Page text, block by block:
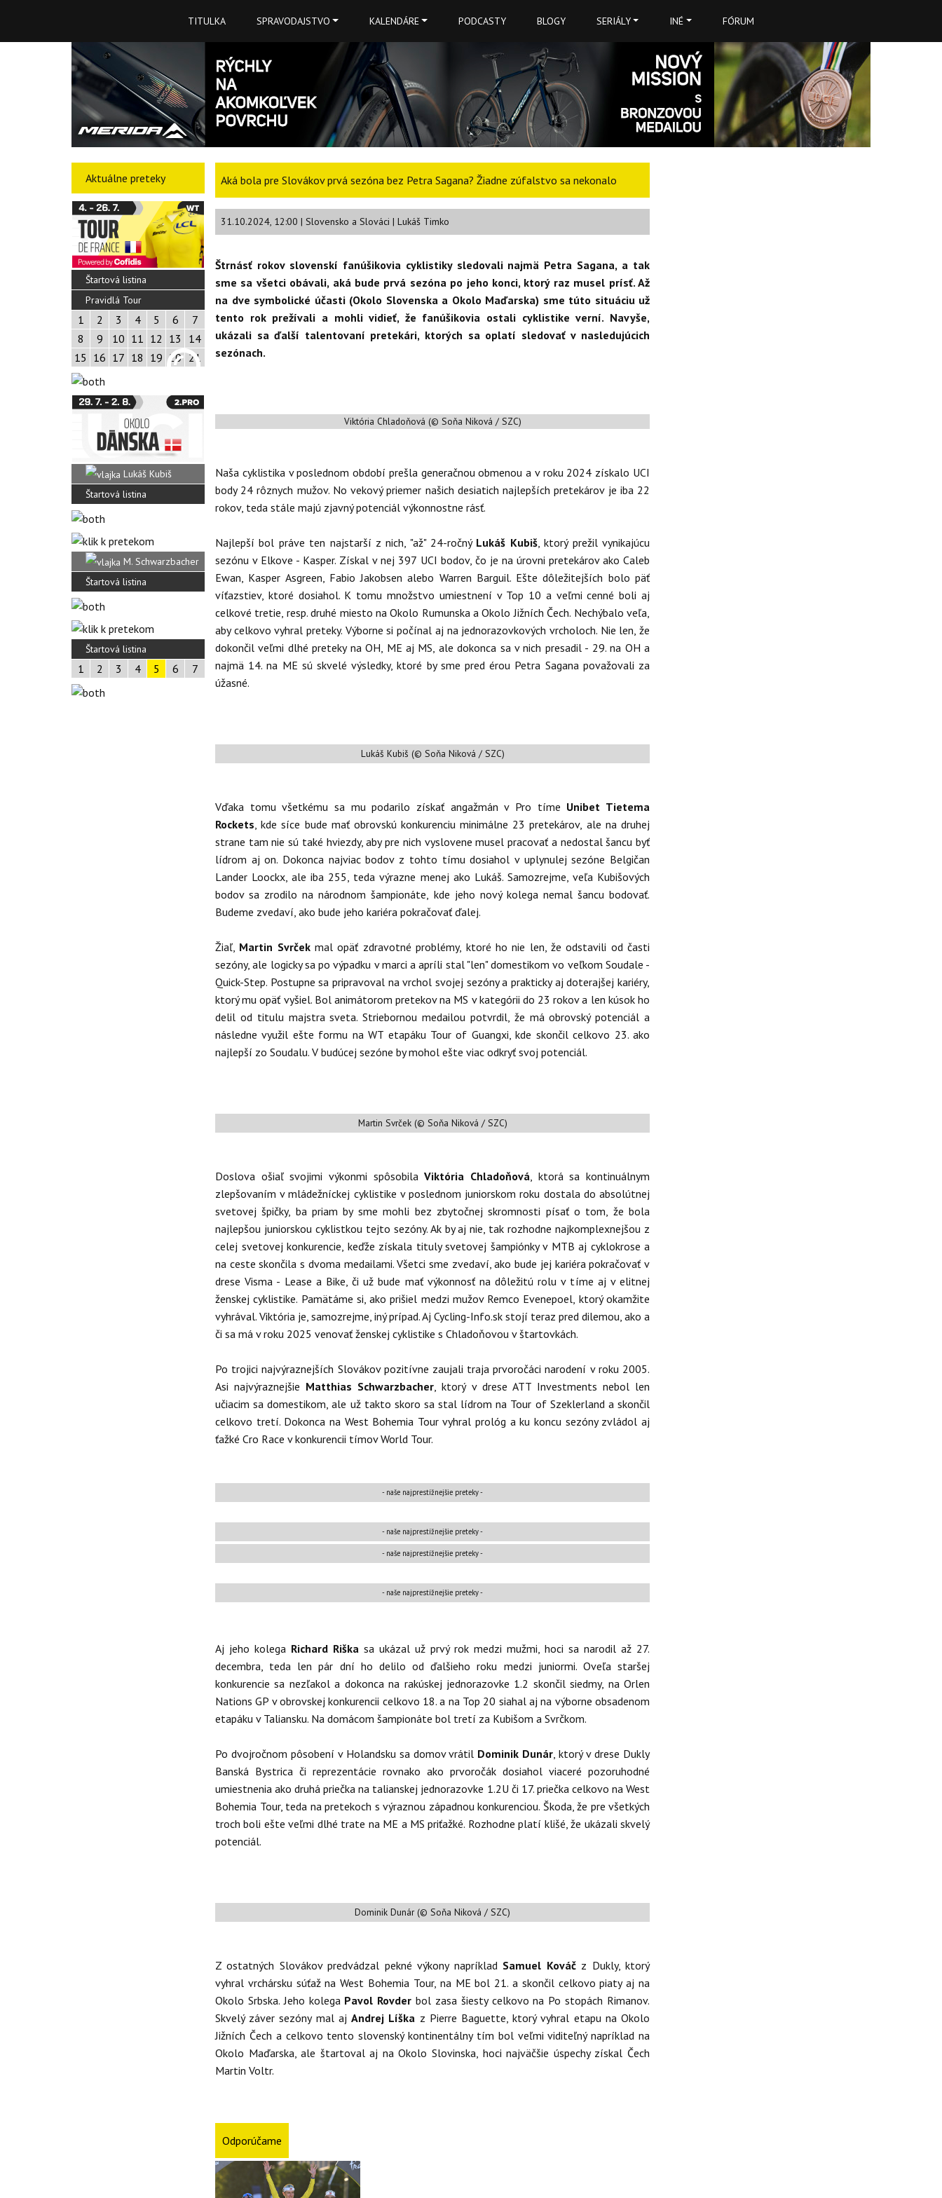
TITULKA SPRAVODAJSTVO KALENDÁRE PODCASTY BLOGY SERIÁLY INÉ FÓRUM
Aktuálne preteky
Štartová listina
Pravidlá Tour
1 2 3 4 5 6
7
8
9 10 11 12 13
14
15 16 17 18 19 20 21
Lukáš Kubiš
Štartová listina
M. Schwarzbacher
Štartová listina
Štartová listina
1 2 3 4 5 6 7
Aká bola pre Slovákov prvá sezóna bez Petra Sagana? Žiadne zúfalstvo sa nekonalo
31.10.2024, 12:00 | Slovensko a Slováci | Lukáš Timko
Štrnásť rokov slovenskí fanúšikovia cyklistiky sledovali najmä Petra Sagana, a tak
sme sa všetci obávali, aká bude prvá sezóna po jeho konci, ktorý raz musel prísť. Až
na dve symbolické účasti (Okolo Slovenska a Okolo Maďarska) sme túto situáciu už
tento rok prežívali a mohli vidieť, že fanúšikovia ostali cyklistike verní. Navyše,
ukázali sa ďalší talentovaní pretekári, ktorých sa oplatí sledovať v nasledujúcich
sezónach.
Viktória Chladoňová (© Soňa Niková / SZC)
Naša cyklistika v poslednom období prešla generačnou obmenou a v roku 2024 získalo UCI
body 24 rôznych mužov. No vekový priemer našich desiatich najlepších pretekárov je iba 22
rokov, teda stále majú zjavný potenciál výkonnostne rásť.
Najlepší bol práve ten najstarší z nich, "až" 24-ročný Lukáš Kubiš, ktorý prežil vynikajúcu
sezónu v Elkove - Kasper. Získal v nej 397 UCI bodov, čo je na úrovni pretekárov ako Caleb
Ewan, Kasper Asgreen, Fabio Jakobsen alebo Warren Barguil. Ešte dôležitejších bolo päť
víťazstiev, ktoré dosiahol. K tomu množstvo umiestnení v Top 10 a veľmi cenné boli aj
celkové tretie, resp. druhé miesto na Okolo Rumunska a Okolo Jižních Čech. Nechýbalo veľa,
aby celkovo vyhral preteky. Výborne si počínal aj na jednorazovkových vrcholoch. Nie len, že
dokončil veľmi dlhé preteky na OH, ME aj MS, ale dokonca sa v nich presadil - 29. na OH a
najmä 14. na ME sú skvelé výsledky, ktoré by sme pred érou Petra Sagana považovali za
úžasné.
Lukáš Kubiš (© Soňa Niková / SZC)
Vďaka tomu všetkému sa mu podarilo získať angažmán v Pro tíme Unibet Tietema
Rockets, kde síce bude mať obrovskú konkurenciu minimálne 23 pretekárov, ale na druhej
strane tam nie sú také hviezdy, aby pre nich vyslovene musel pracovať a nedostal šancu byť
lídrom aj on. Dokonca najviac bodov z tohto tímu dosiahol v uplynulej sezóne Belgičan
Lander Loockx, ale iba 255, teda výrazne menej ako Lukáš. Samozrejme, veľa Kubišových
bodov sa zrodilo na národnom šampionáte, kde jeho nový kolega nemal šancu bodovať.
Budeme zvedaví, ako bude jeho kariéra pokračovať ďalej.
Žiaľ, Martin Svrčekmal opäť zdravotné problémy, ktoré ho nie len, že odstavili od časti
sezóny, ale logicky sa po výpadku v marci a apríli stal "len" domestikom vo veľkom Soudale -
Quick-Step. Postupne sa pripravoval na vrchol svojej sezóny a prakticky aj doterajšej kariéry,
ktorý mu opäť vyšiel. Bol animátorom pretekov na MS v kategórii do 23 rokov a len kúsok ho
delil od titulu majstra sveta. Striebornou medailou potvrdil, že má obrovský potenciál a
následne využil ešte formu na WT etapáku Tour of Guangxi, kde skončil celkovo 23. ako
najlepší zo Soudalu. V budúcej sezóne by mohol ešte viac odkryť svoj potenciál.
Martin Svrček (© Soňa Niková / SZC)
Doslova ošiaľ svojimi výkonmi spôsobilaViktória Chladoňová, ktorá sa kontinuálnym
zlepšovaním v mládežníckej cyklistike v poslednom juniorskom roku dostala do absolútnej
svetovej špičky, ba priam by sme mohli bez zbytočnej skromnosti písať o tom, že bola
najlepšou juniorskou cyklistkou tejto sezóny. Ak by aj nie, tak rozhodne najkomplexnejšou z
celej svetovej konkurencie, keďže získala tituly svetovej šampiónky v MTB aj cyklokrose a
na ceste skončila s dvoma medailami. Všetci sme zvedaví, ako bude jej kariéra pokračovať v
drese Visma - Lease a Bike, či už bude mať výkonnosť na dôležitú rolu v tíme aj v elitnej
ženskej cyklistike. Pamätáme si, ako prišiel medzi mužov Remco Evenepoel, ktorý okamžite
vyhrával. Viktória je, samozrejme, iný prípad. Aj Cycling-Info.sk stojí teraz pred dilemou, ako a
či sa má v roku 2025 venovať ženskej cyklistike s Chladoňovou v štartovkách.
Po trojici najvýraznejších Slovákov pozitívne zaujali traja prvoročáci narodení v roku 2005.
Asi najvýraznejšie Matthias Schwarzbacher, ktorý v drese ATT Investments nebol len
učiacim sa domestikom, ale už takto skoro sa stal lídrom na Tour of Szeklerland a skončil
celkovo tretí. Dokonca na West Bohemia Tour vyhral prológ a ku koncu sezóny zvládol aj
ťažké Cro Race v konkurencii tímov World Tour.
- naše najprestížnejšie preteky -
- naše najprestížnejšie preteky -
- naše najprestížnejšie preteky -
- naše najprestížnejšie preteky -
Aj jeho kolega Richard Riška sa ukázal už prvý rok medzi mužmi, hoci sa narodil až 27.
decembra, teda len pár dní ho delilo od ďalšieho roku medzi juniormi. Oveľa staršej
konkurencie sa nezľakol a dokonca na rakúskej jednorazovke 1.2 skončil siedmy, na Orlen
Nations GP v obrovskej konkurencii celkovo 18. a na Top 20 siahal aj na výborne obsadenom
etapáku v Taliansku. Na domácom šampionáte bol tretí za Kubišom a Svrčkom.
Po dvojročnom pôsobení v Holandsku sa domov vrátil Dominik Dunár, ktorý v drese Dukly
Banská Bystrica či reprezentácie rovnako ako prvoročák dosiahol viaceré pozoruhodné
umiestnenia ako druhá priečka na talianskej jednorazovke 1.2U či 17. priečka celkovo na West
Bohemia Tour, teda na pretekoch s výraznou západnou konkurenciou. Škoda, že pre všetkých
troch boli ešte veľmi dlhé trate na ME a MS priťažké. Rozhodne platí klišé, že ukázali skvelý
potenciál.
Dominik Dunár (© Soňa Niková / SZC)
Z ostatných Slovákov predvádzal pekné výkony napríklad Samuel Kováčz Dukly, ktorý
vyhral vrchársku súťaž na West Bohemia Tour, na ME bol 21. a skončil celkovo piaty aj na
Okolo Srbska. Jeho kolega Pavol Rovderbol zasa šiesty celkovo na Po stopách Rimanov.
Skvelý záver sezóny mal ajAndrej Líška z Pierre Baguette, ktorý vyhral etapu na Okolo
Jižních Čech a celkovo tento slovenský kontinentálny tím bol veľmi viditeľný napríklad na
Okolo Maďarska, ale štartoval aj na Okolo Slovinska, hoci najväčšie úspechy získal Čech
Martin Voltr.
Odporúčame